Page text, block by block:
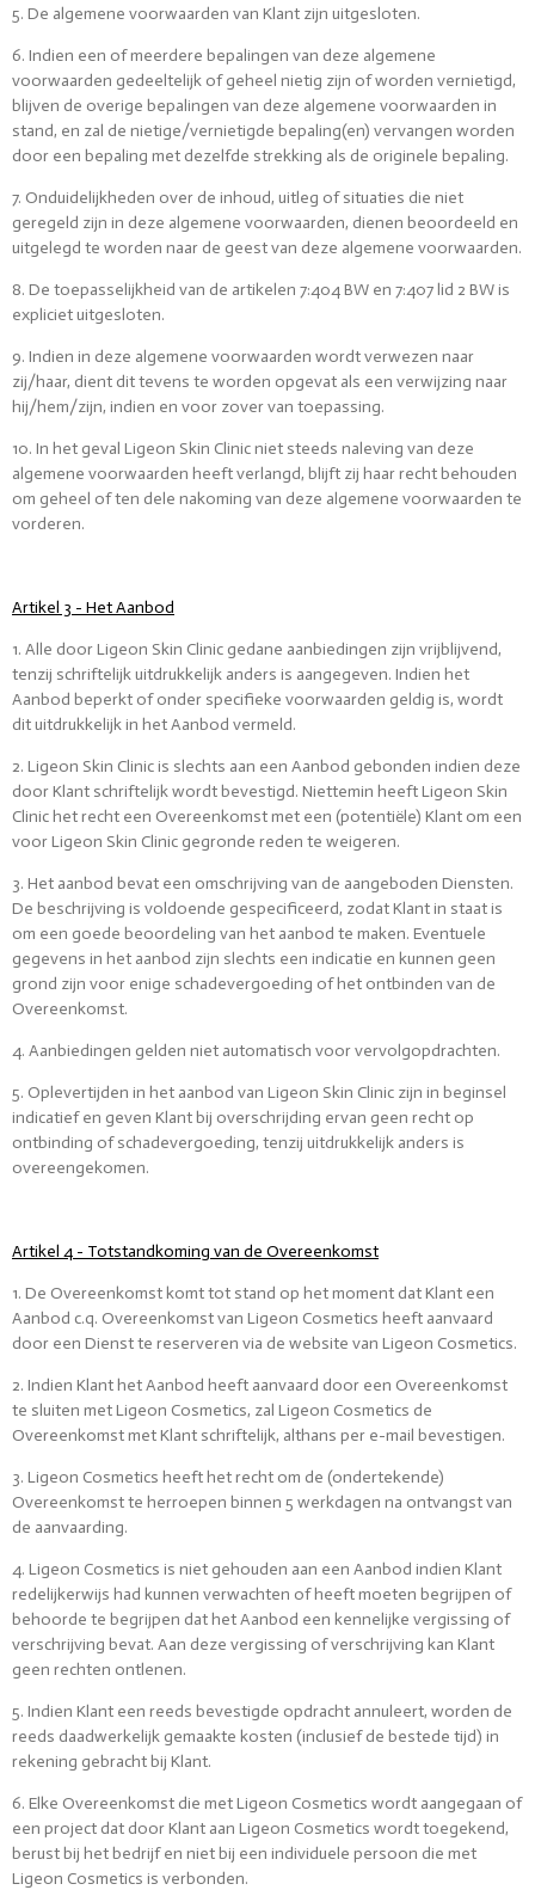
5. De algemene voorwaarden van Klant zijn uitgesloten.
6. Indien een of meerdere bepalingen van deze algemene
voorwaarden gedeeltelijk of geheel nietig zijn of worden vernietigd,
blijven de overige bepalingen van deze algemene voorwaarden in
stand, en zal de nietige/vernietigde bepaling(en) vervangen worden
door een bepaling met dezelfde strekking als de originele bepaling.
7. Onduidelijkheden over de inhoud, uitleg of situaties die niet
geregeld zijn in deze algemene voorwaarden, dienen beoordeeld en
uitgelegd te worden naar de geest van deze algemene voorwaarden.
8. De toepasselijkheid van de artikelen 7:404 BW en 7:407 lid 2 BW is
expliciet uitgesloten.
9. Indien in deze algemene voorwaarden wordt verwezen naar
zij/haar, dient dit tevens te worden opgevat als een verwijzing naar
hij/hem/zijn, indien en voor zover van toepassing.
10. In het geval Ligeon Skin Clinic niet steeds naleving van deze
algemene voorwaarden heeft verlangd, blijft zij haar recht behouden
om geheel of ten dele nakoming van deze algemene voorwaarden te
vorderen.
Artikel 3 - Het Aanbod
1. Alle door Ligeon Skin Clinic gedane aanbiedingen zijn vrijblijvend,
tenzij schriftelijk uitdrukkelijk anders is aangegeven. Indien het
Aanbod beperkt of onder specifieke voorwaarden geldig is, wordt
dit uitdrukkelijk in het Aanbod vermeld.
2. Ligeon Skin Clinic is slechts aan een Aanbod gebonden indien deze
door Klant schriftelijk wordt bevestigd. Niettemin heeft Ligeon Skin
Clinic het recht een Overeenkomst met een (potentiële) Klant om een
voor Ligeon Skin Clinic gegronde reden te weigeren.
3. Het aanbod bevat een omschrijving van de aangeboden Diensten.
De beschrijving is voldoende gespecificeerd, zodat Klant in staat is
om een goede beoordeling van het aanbod te maken. Eventuele
gegevens in het aanbod zijn slechts een indicatie en kunnen geen
grond zijn voor enige schadevergoeding of het ontbinden van de
Overeenkomst.
4. Aanbiedingen gelden niet automatisch voor vervolgopdrachten.
5. Oplevertijden in het aanbod van Ligeon Skin Clinic zijn in beginsel
indicatief en geven Klant bij overschrijding ervan geen recht op
ontbinding of schadevergoeding, tenzij uitdrukkelijk anders is
overeengekomen.
Artikel 4 - Totstandkoming van de Overeenkomst
1. De Overeenkomst komt tot stand op het moment dat Klant een
Aanbod c.q. Overeenkomst van Ligeon Cosmetics heeft aanvaard
door een Dienst te reserveren via de website van Ligeon Cosmetics.
2. Indien Klant het Aanbod heeft aanvaard door een Overeenkomst
te sluiten met Ligeon Cosmetics, zal Ligeon Cosmetics de
Overeenkomst met Klant schriftelijk, althans per e-mail bevestigen.
3. Ligeon Cosmetics heeft het recht om de (ondertekende)
Overeenkomst te herroepen binnen 5 werkdagen na ontvangst van
de aanvaarding.
4. Ligeon Cosmetics is niet gehouden aan een Aanbod indien Klant
redelijkerwijs had kunnen verwachten of heeft moeten begrijpen of
behoorde te begrijpen dat het Aanbod een kennelijke vergissing of
verschrijving bevat. Aan deze vergissing of verschrijving kan Klant
geen rechten ontlenen.
5. Indien Klant een reeds bevestigde opdracht annuleert, worden de
reeds daadwerkelijk gemaakte kosten (inclusief de bestede tijd) in
rekening gebracht bij Klant.
6. Elke Overeenkomst die met Ligeon Cosmetics wordt aangegaan of
een project dat door Klant aan Ligeon Cosmetics wordt toegekend,
berust bij het bedrijf en niet bij een individuele persoon die met
Ligeon Cosmetics is verbonden.